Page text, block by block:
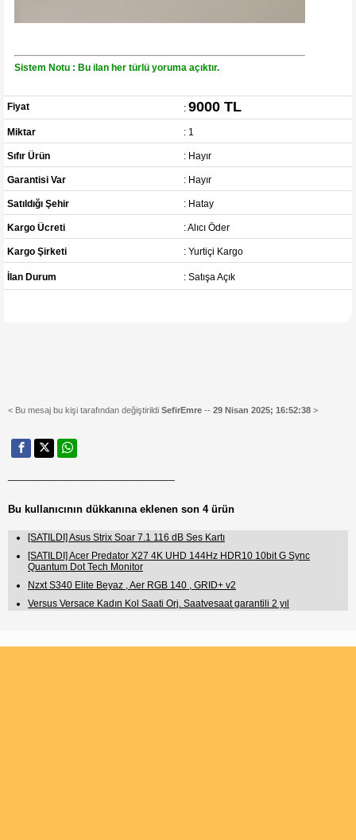
Sistem Notu : Bu ilan her türlü yoruma açıktır.
Fiyat : 9000 TL
Miktar : 1
Sıfır Ürün : Hayır
Garantisi Var : Hayır
Satıldığı Şehir : Hatay
Kargo Ücreti : Alıcı Öder
Kargo Şirketi : Yurtiçi Kargo
İlan Durum : Satışa Açık
< Bu mesaj bu kişi tarafından değiştirildi SefirEmre -- 29 Nisan 2025; 16:52:38 >
Bu kullanıcının dükkanına eklenen son 4 ürün
[SATILDI] Asus Strix Soar 7.1 116 dB Ses Kartı
[SATILDI] Acer Predator X27 4K UHD 144Hz HDR10 10bit G Sync
Quantum Dot Tech Monitor
Nzxt S340 Elite Beyaz , Aer RGB 140 , GRID+ v2
Versus Versace Kadın Kol Saati Orj. Saatvesaat garantili 2 yıl